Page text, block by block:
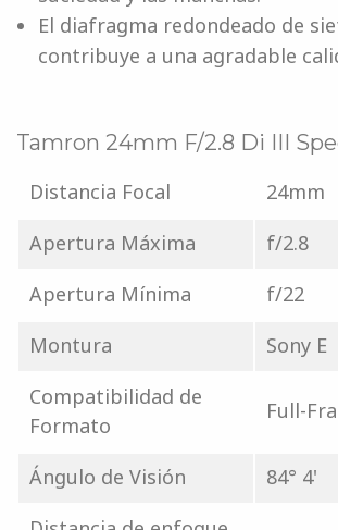
El diafragma redondeado de
contribuye a una agradable
Tamron 24mm F/2.8 Di III
Distancia Focal
24mm
Apertura Máxima
f/2.8
Apertura Mínima
f/22
Montura
Sony E
Compatibilidad de
Formato
Full-
Ángulo de Visión
84° 4'